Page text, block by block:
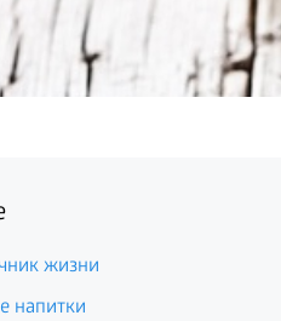
жизни
напитки